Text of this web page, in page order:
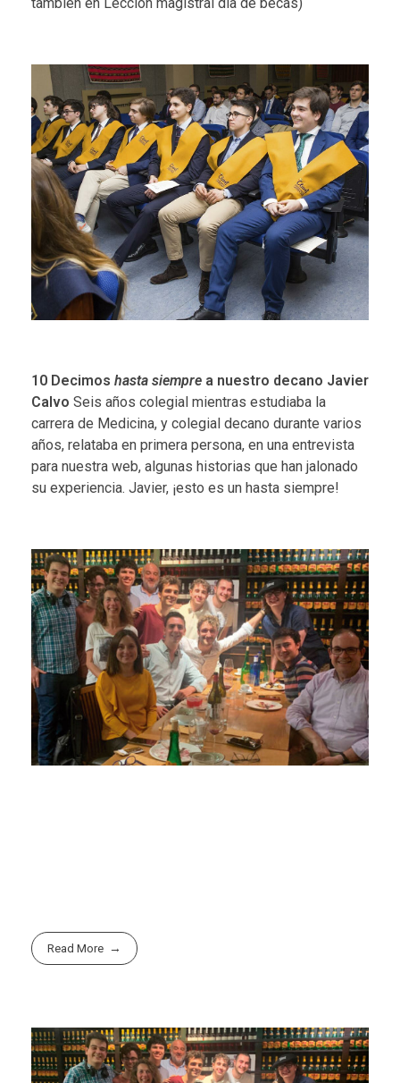
10 Decimos hasta siempre a nuestro decano Javier
Calvo Seis años colegial mientras estudiaba la
carrera de Medicina, y colegial decano durante varios
años, relataba en primera persona, en una entrevista
para nuestra web, algunas historias que han jalonado
su experiencia. Javier, ¡esto es un hasta siempre!
Read More